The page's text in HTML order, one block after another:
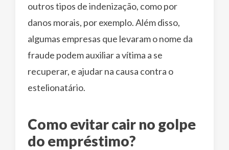
outros tipos de indenização, como por
danos morais, por exemplo. Além disso,
algumas empresas que levaram o nome da
fraude podem auxiliar a vítima a se
recuperar, e ajudar na causa contra o
estelionatário.
Como evitar cair no golpe
do empréstimo?